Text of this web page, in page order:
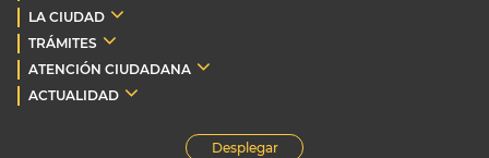
LA CIUDAD
TRÁMITES
ATENCIÓN CIUDADANA
ACTUALIDAD
Desplegar